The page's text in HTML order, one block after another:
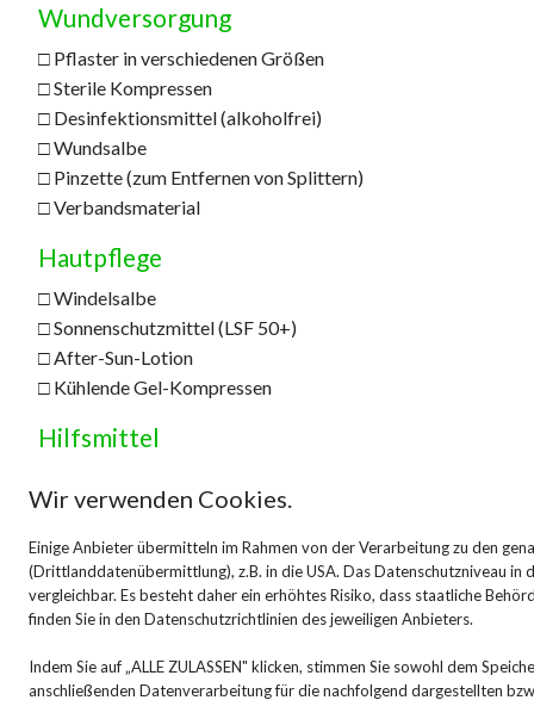
Wundversorgung
□ Pflaster in verschiedenen Größen
□ Sterile Kompressen
□ Desinfektionsmittel (alkoholfrei)
□ Wundsalbe
□ Pinzette (zum Entfernen von Splittern)
□ Verbandsmaterial
Hautpflege
□ Windelsalbe
□ Sonnenschutzmittel (LSF 50+)
□ After-Sun-Lotion
□ Kühlende Gel-Kompressen
Hilfsmittel
□ Zeckenzange
□ Schere mit abgerundeten Spitzen
□ Einmalhandschuhe
□ Digitales Fieberthermometer
□ Dosierungshilfen für flüssige Medikamente
Reisespezifische Zusätze
Wir verwenden Cookies.
Einige Anbieter übermitteln im Rahmen von der Verarbeitung zu den
(Drittlanddatenübermittlung), z.B. in die USA. Das Datenschutzniveau
vergleichbar. Es besteht daher ein erhöhtes Risiko, dass staatliche
finden Sie in den Datenschutzrichtlinien des jeweiligen Anbieters.
Indem Sie auf „ALLE ZULASSEN" klicken, stimmen Sie sowohl dem
anschließenden Datenverarbeitung für die nachfolgend dargestellten